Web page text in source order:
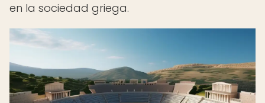
en la sociedad griega.